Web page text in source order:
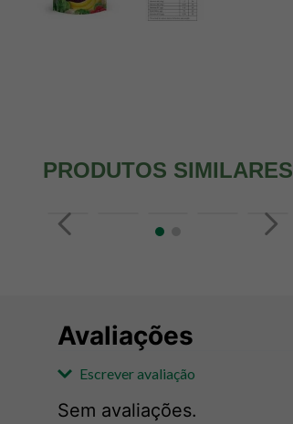
PRODUTOS SIMILARES
Avaliações
Escrever avaliação
Sem avaliações.